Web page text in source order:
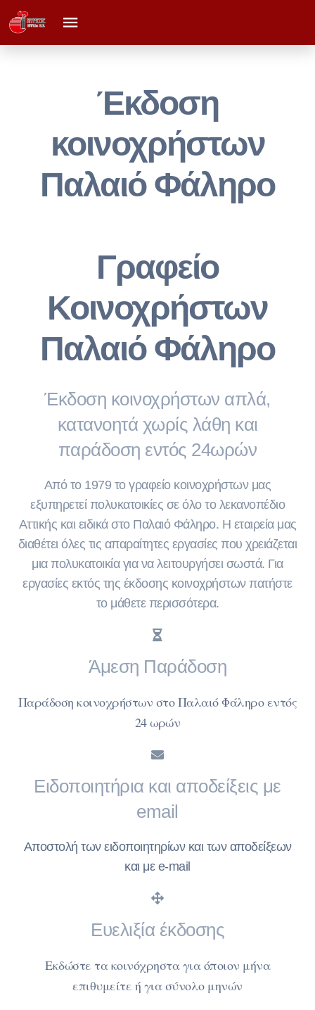
Έκδοση
κοινοχρήστων
Παλαιό Φάληρο
Γραφείο
Κοινοχρήστων
Παλαιό Φάληρο
Έκδοση κοινοχρήστων απλά,
κατανοητά χωρίς λάθη και
παράδοση εντός 24ωρών
Από το 1979 το γραφείο κοινοχρήστων μας
εξυπηρετεί πολυκατοικίες σε όλο το λεκανοπέδιο
Αττικής και ειδικά στο Παλαιό Φάληρο. Η εταιρεία μας
διαθέτει όλες τις απαραίτητες εργασίες που χρειάζεται
μια πολυκατοικία για να λειτουργήσει σωστά. Για
εργασίες εκτός της έκδοσης κοινοχρήστων πατήστε
το μάθετε περισσότερα.
Άμεση Παράδοση
Παράδοση κοινοχρήστων στο Παλαιό Φάληρο εντός
24 ωρών
Ειδοποιητήρια και αποδείξεις με
email
Αποστολή των ειδοποιητηρίων και των αποδείξεων
και με e-mail
Ευελιξία έκδοσης
Εκδώστε τα κοινόχρηστα για όποιον μήνα
επιθυμείτε ή για σύνολο μηνών